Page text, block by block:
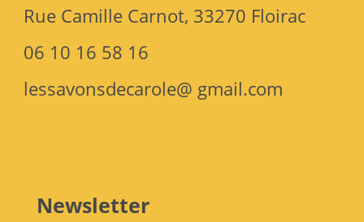
Rue Camille Carnot, 33270 Floirac
06 10 16 58 16
lessavonsdecarole@ gmail.com
Newsletter